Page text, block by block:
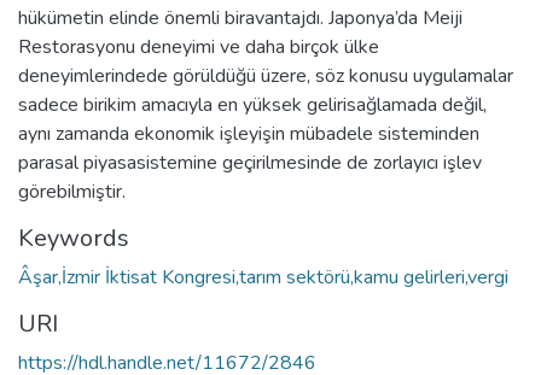
hükümetin elinde önemli biravantajdı. Japonya’da Meiji
Restorasyonu deneyimi ve daha birçok ülke
deneyimlerindede görüldüğü üzere, söz konusu uygulamalar
sadece birikim amacıyla en yüksek gelirisağlamada değil,
aynı zamanda ekonomik işleyişin mübadele sisteminden
parasal piyasasistemine geçirilmesinde de zorlayıcı işlev
görebilmiştir.
Keywords
Âşar,İzmir İktisat Kongresi,tarım sektörü,kamu gelirleri,vergi
URI
https://hdl.handle.net/11672/2846